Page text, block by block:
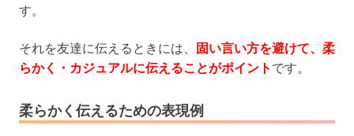
す。
それを友達に伝えるときには、 固い言い方を避けて、柔
らかく・カジュアルに伝えることがポイント です。
柔らかく伝えるための表現例